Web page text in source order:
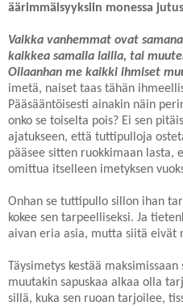
äärimmäisyyksiin monessa
Vaikka vanhemmat ovat
kaikkea samalla lailla, tai
Ollaanhan me kaikki ihmiset
imetä, naiset taas tähän
Pääsääntöisesti ainakin näin
onko se toiselta pois? Ei sen
ajatukseen, että tuttipulloja
pääsee sitten ruokkimaan lasta,
omittua itselleen imetyksen
Onhan se tuttipullo sillon ihan
kokee sen tarpeelliseksi. Ja
aivan eria asia, mutta siitä eivät
Täysimetys kestää
muutakin sapuskaa alkaa olla
sillä, kuka sen ruoan tarjoilee,